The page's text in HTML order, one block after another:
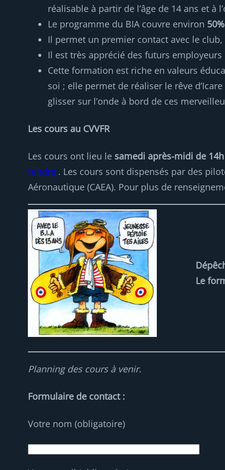
réalisable à partir de l’âge de 14 ans et à
Le programme du BIA couvre environ
Il permet un premier contact avec le
Il est très apprécié des futurs
Cette formation est riche en valeurs
soi ; elle permet de réaliser le rêve
glisser sur l’onde à bord de ces
Les cours au CVVFR
Les cours ont lieu le samedi après-midi de
rendre). Les cours sont dispensés par des
Aéronautique (CAEA). Pour plus de
Le
Planning des cours à venir.
Formulaire de contact :
Votre nom (obligatoire)